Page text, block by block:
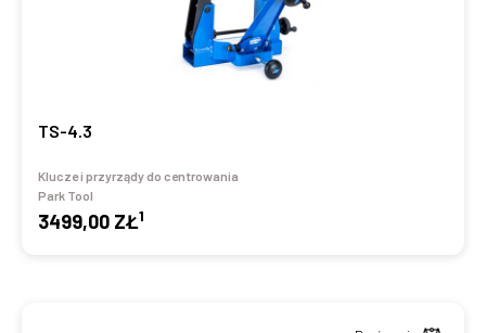
TS-4.3
Klucze i przyrządy do centrowania
Park Tool
3499,00 ZŁ1